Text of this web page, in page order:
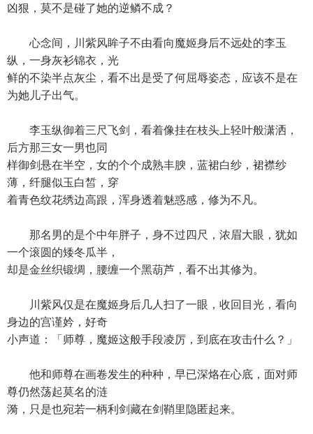
凶狠，莫不是碰了她的逆鳞不成？
心念间，川紫风眸子不由看向魔姬身后不远处的李玉
纵，一身灰衫锦衣，光
鲜的不染半点灰尘，看不出是受了何屈辱姿态，应该不是在
为她儿子出气。
李玉纵御着三尺飞剑，看着像挂在枝头上轻叶般潇洒，
后方那三女一男也同
样御剑悬在半空，女的个个成熟丰腴，蓝裙白纱，裙襟纱
薄，纤腿似玉白皙，穿
着青色纹花绣边高跟，浑身透着魅惑感，修为不凡。
那名男的是个中年胖子，身不过四尺，浓眉大眼，犹如
一个滚圆的矮冬瓜半，
却是金丝织锻绸，腰缠一个黑葫芦，看不出其修为。
川紫风仅是在魔姬身后几人扫了一眼，收回目光，看向
身边的宫谨妗，好奇
小声道：「师尊，魔姬这般手段凌厉，到底在攻击什么？」
他和师尊在画卷发生的种种，早已深烙在心底，面对师
尊仍然荡起莫名的涟
漪，只是也宛若一柄利剑藏在剑鞘里隐匿起来。